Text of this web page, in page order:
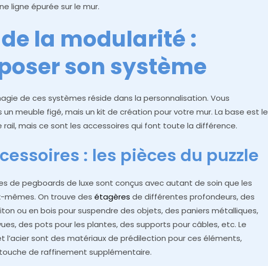
ligne épurée sur le mur.
de la modularité :
son système
de ces systèmes réside dans la personnalisation. Vous
un meuble figé, mais un kit de création pour votre mur. La base est le
rail, mais ce sont les accessoires qui font toute la différence.
: les pièces du puzzle
de pegboards de luxe sont conçus avec autant de soin que les
mêmes. On trouve desétagèresde différentes profondeurs, des
ou en bois pour suspendre des objets, des paniers métalliques,
des pots pour les plantes, des supports pour câbles, etc. Le
l’acier sont des matériaux de prédilection pour ces éléments,
de raffinement supplémentaire.